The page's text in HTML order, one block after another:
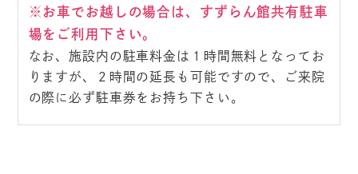
※お車でお越しの場合は、すずらん館共有駐車
場をご利用下さい。
なお、施設内の駐車料金は１時間無料となってお
りますが、２時間の延長も可能ですので、ご来院
の際に必ず駐車券をお持ち下さい。